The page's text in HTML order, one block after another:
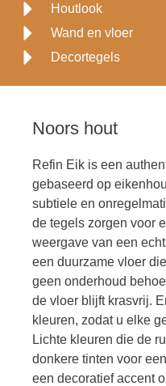
Noors hout
Refin Eik is een
gebaseerd op
subtiele en
de tegels zorgen voor
weergave van een
een duurzame vloer
geen onderhoud
de vloer blijft krasvrij.
kleuren, zodat u elke
Lichte kleuren die de
donkere tinten voor
een decoratief accent
Houtlook
Wand en vloer
Decortegels